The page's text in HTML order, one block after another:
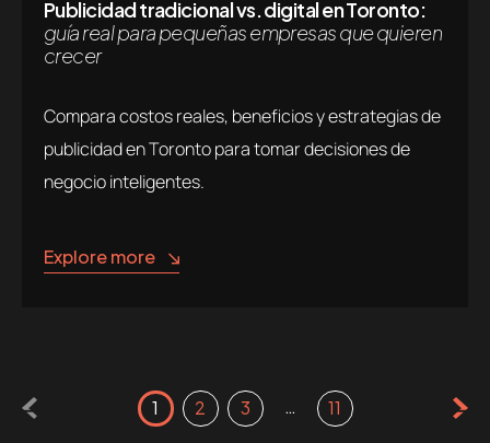
Publicidad tradicional vs. digital en Toronto:
guía real para pequeñas empresas que quieren
crecer
Compara costos reales, beneficios y estrategias de
publicidad en Toronto para tomar decisiones de
negocio inteligentes.
Explore more
1 2 3 … 11